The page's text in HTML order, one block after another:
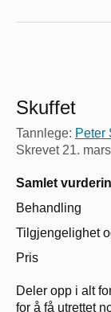
Skuffet
Tannlege: Peter
Skrevet 21.
Samlet
Behandling
Tilgjengelighet
Pris
Deler opp i alt
for å få utrettet